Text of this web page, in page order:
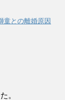
童との離婚原因
。